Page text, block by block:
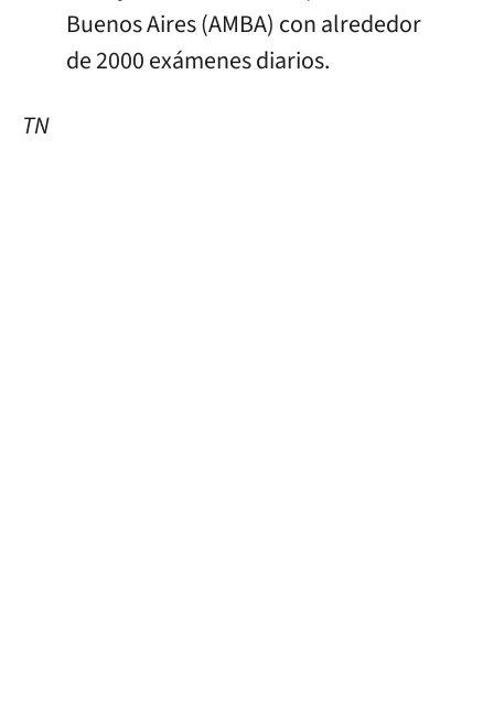
Buenos Aires (AMBA) con alrededor
de 2000 exámenes diarios.
TN